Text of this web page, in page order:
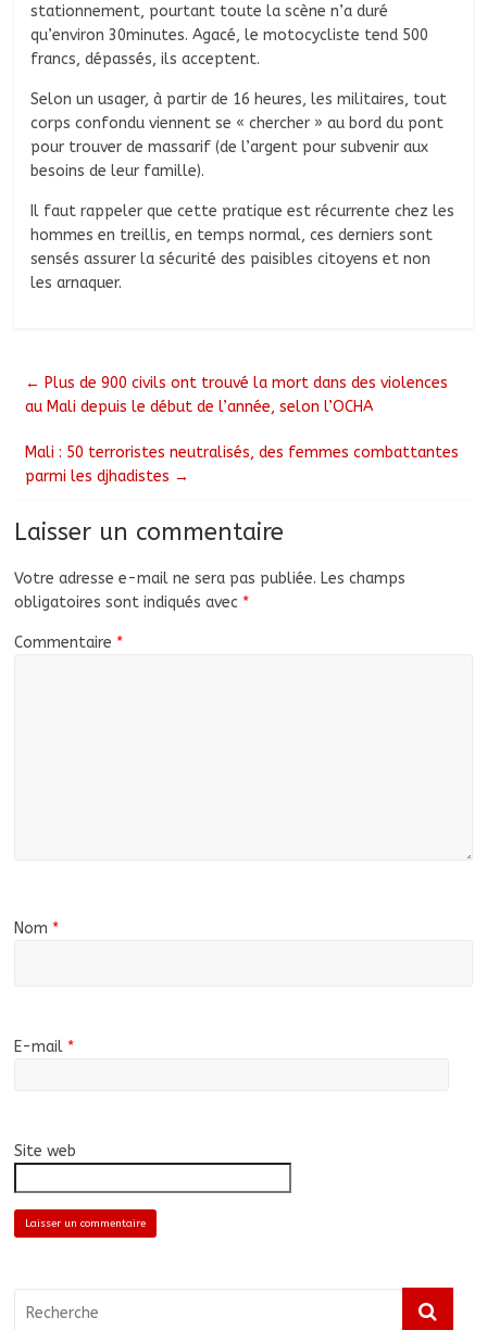
stationnement, pourtant toute la scène n’a duré
qu’environ 30minutes. Agacé, le motocycliste tend 500
francs, dépassés, ils acceptent.
Selon un usager, à partir de 16 heures, les militaires, tout
corps confondu viennent se « chercher » au bord du pont
pour trouver de massarif (de l’argent pour subvenir aux
besoins de leur famille).
Il faut rappeler que cette pratique est récurrente chez les
hommes en treillis, en temps normal, ces derniers sont
sensés assurer la sécurité des paisibles citoyens et non
les arnaquer.
← Plus de 900 civils ont trouvé la mort dans des violences
au Mali depuis le début de l’année, selon l’OCHA
Mali : 50 terroristes neutralisés, des femmes combattantes
parmi les djhadistes →
Laisser un commentaire
Votre adresse e-mail ne sera pas publiée. Les champs
obligatoires sont indiqués avec *
Commentaire *
Nom *
E-mail *
Site web